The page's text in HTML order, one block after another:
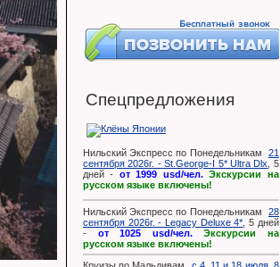
Спецпредложения
Нильский Экспресс по Понедельникам
21
сентября 2026г. - St.George-I 5* Ultra Dlx
, 5
дней - от 1999 usd/чел. Экскурсии на
русском языке включены!
Нильский Экспресс по Понедельникам
28
сентября 2026г. - Legacy Deluxe 4* , 5 дней
- от 1025 usd/чел.
Экскурсии на
русском языке включены!